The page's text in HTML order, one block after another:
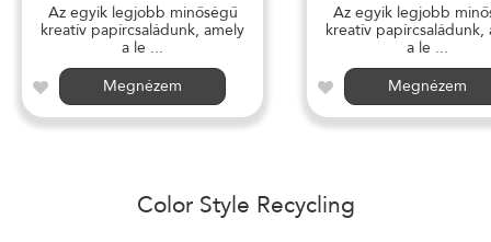
Az egyik legjobb minőségű
kreatív papírcsaládunk, amely
a le ...
Megnézem
Az egyik legjobb
kreatív papírcsaládunk,
a le ...
Megnézem
Color Style Recycling